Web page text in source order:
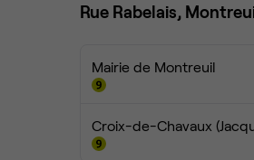
Rue Rabelais,
Mairie de Montreuil
Croix-de-Chavaux